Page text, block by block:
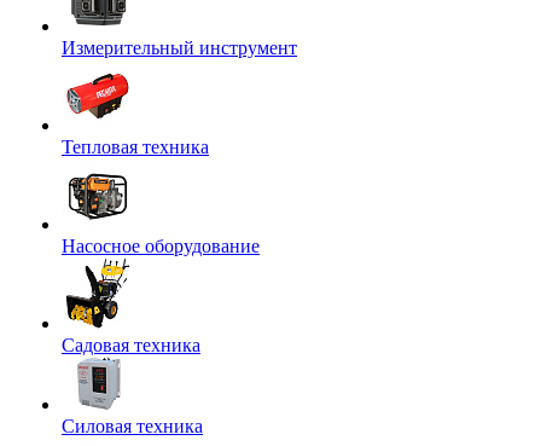
Измерительный инструмент
Тепловая техника
Насосное оборудование
Садовая техника
Силовая техника